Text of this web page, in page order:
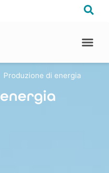
Produzione di energia